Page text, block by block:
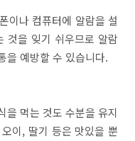
이나 컴퓨터에 알람을 설
것을 잊기 쉬우므로 알람
을 예방할 수 있습니다.
을 먹는 것도 수분을 유지
이, 딸기 등은 맛있을 뿐